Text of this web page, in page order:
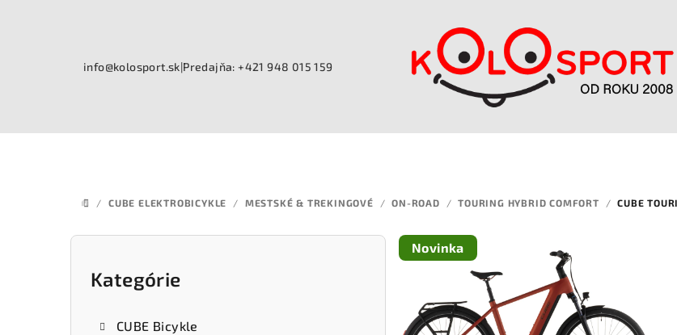
info@kolosport.sk|Predajňa: +421 948 015 159
DOMOV
/ CUBE ELEKTROBICYKLE / MESTSKÉ & TREKINGOVÉ / ON-ROAD / TOURING HYBRID COMFORT / CUBE
Preskočiť
Kategórie
CUBE Bicykle
Novinka